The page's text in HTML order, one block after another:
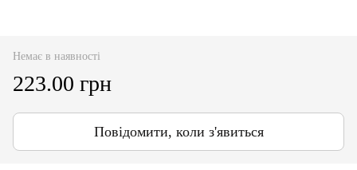
Немає в наявності
223.00 грн
Повідомити, коли з'явиться